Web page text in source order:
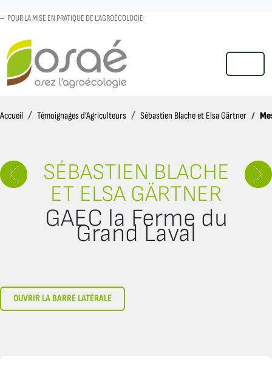
POUR LA MISE EN PRATIQUE DE L'AGROÉCOLOGIE
MENU
Accueil AccueilTémoignages d’Agriculteurs Sébastien Blache et Elsa Gärtner
SÉBASTIEN BLACHE
ET ELSA GÄRTNER
GAEC la Ferme du
Grand Laval
OUVRIR LA BARRE LATÉRALE